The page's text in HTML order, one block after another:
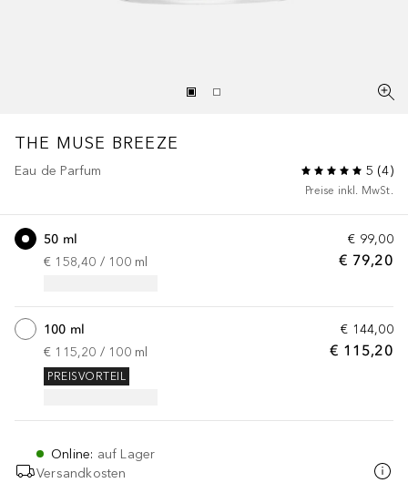
THE MUSE BREEZE
Eau de Parfum 5 (4)
Preise inkl. MwSt.
€ 99,00
€ 79,20
50 ml
€ 158,40 / 100 ml
€ 144,00
€ 115,20
100 ml
€ 115,20 / 100 ml
PREISVORTEIL
Online: auf Lager
Versandkosten